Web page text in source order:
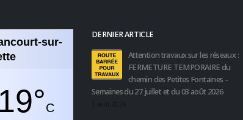
sur-
19°C
DERNIER ARTICLE
Attention travaux sur les réseaux :
FERMETURE TEMPORAIRE du
chemin des Petites Fontaines –
Semaines du 27 juillet et du 03 août 2026